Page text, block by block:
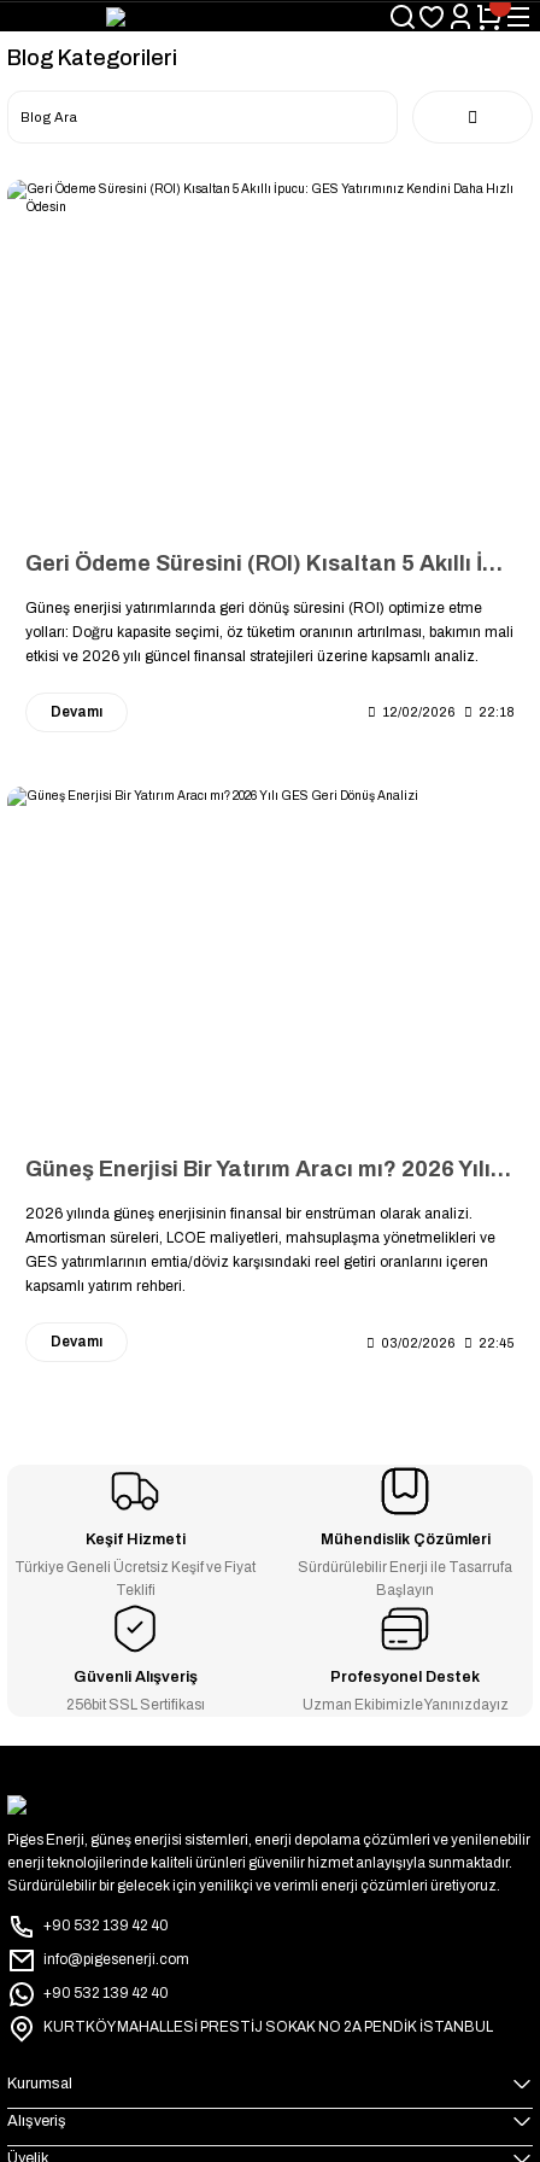
Blog Kategorileri
Geri Ödeme Süresini (ROI) Kısaltan 5 Akıllı İpucu: GES Yatırımınız Kendini Daha Hızlı Ödesin
Güneş enerjisi yatırımlarında geri dönüş süresini (ROI) optimize etme
yolları: Doğru kapasite seçimi, öz tüketim oranının artırılması, bakımın mali
etkisi ve 2026 yılı güncel finansal stratejileri üzerine kapsamlı analiz.
Devamı 12/02/2026 22:18
Güneş Enerjisi Bir Yatırım Aracı mı? 2026 Yılı GES Geri Dönüş Analizi
2026 yılında güneş enerjisinin finansal bir enstrüman olarak analizi.
Amortisman süreleri, LCOE maliyetleri, mahsuplaşma yönetmelikleri ve
GES yatırımlarının emtia/döviz karşısındaki reel getiri oranlarını içeren
kapsamlı yatırım rehberi.
Devamı 03/02/2026 22:45
Keşif Hizmeti
Türkiye Geneli Ücretsiz Keşif ve Fiyat
Teklifi
Mühendislik Çözümleri
Sürdürülebilir Enerji ile Tasarrufa
Başlayın
Güvenli Alışveriş
256bit SSL Sertifikası
Profesyonel Destek
Uzman Ekibimizle Yanınızdayız
Piges Enerji, güneş enerjisi sistemleri, enerji depolama çözümleri ve yenilenebilir
enerji teknolojilerinde kaliteli ürünleri güvenilir hizmet anlayışıyla sunmaktadır.
Sürdürülebilir bir gelecek için yenilikçi ve verimli enerji çözümleri üretiyoruz.
+90 532 139 42 40
info@pigesenerji.com
+90 532 139 42 40
KURTKÖY MAHALLESİ PRESTİJ SOKAK NO 2A PENDİK İSTANBUL
Kurumsal
Alışveriş
Üyelik